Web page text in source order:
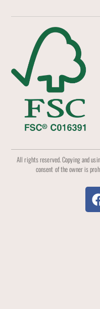
All rights reserved. Copying and
consent of the owner is